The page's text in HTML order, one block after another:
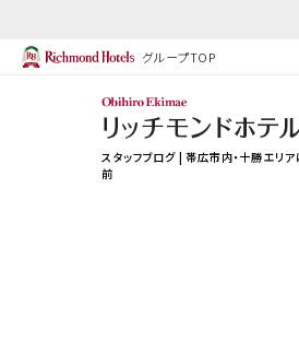
グループTOP
スタッフブログ | 帯広市内・十勝エリ
前